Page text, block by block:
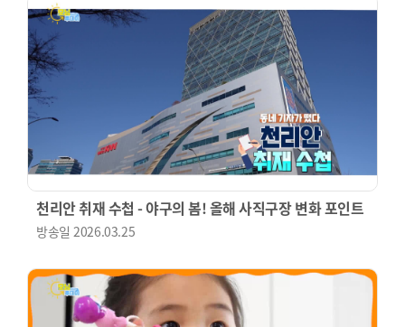
천리안 취재 수첩 - 야구의 봄! 올해 사직구장 변화 포인트
방송일2026.03.25